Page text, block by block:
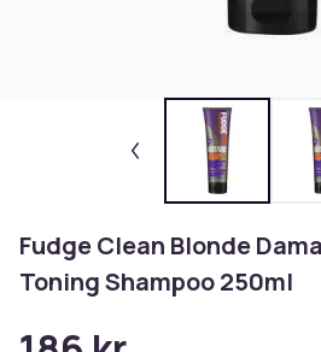
Fudge Clean Blonde
Toning Shampoo 250ml